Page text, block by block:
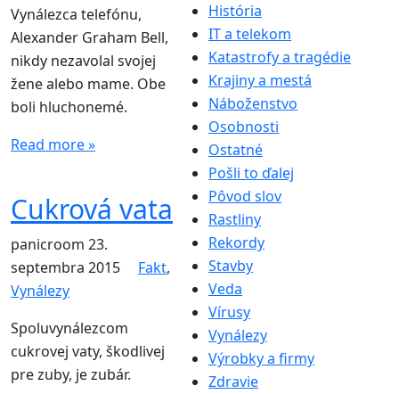
Vynálezca telefónu,
Alexander Graham Bell,
nikdy nezavolal svojej
žene alebo mame. Obe
boli hluchonemé.
Read more »
Cukrová vata
panicroom 23.
septembra 2015
Fakt,
Vynálezy
Spoluvynálezcom
cukrovej vaty, škodlivej
pre zuby, je zubár.
História
IT a telekom
Katastrofy a tragédie
Krajiny a mestá
Náboženstvo
Osobnosti
Ostatné
Pošli to ďalej
Pôvod slov
Rastliny
Rekordy
Stavby
Veda
Vírusy
Vynálezy
Výrobky a firmy
Zdravie